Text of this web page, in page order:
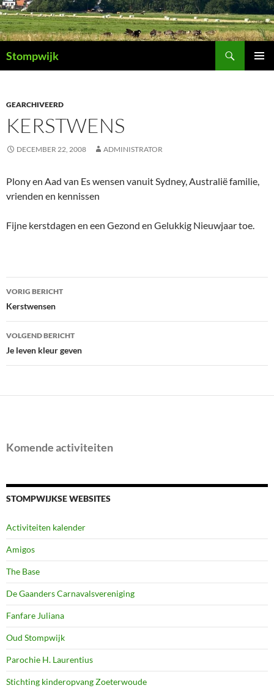
Ga
naar
de
inhoud
Stompwijk
GEARCHIVEERD
KERSTWENS
DECEMBER 22, 2008 ADMINISTRATOR
Plony en Aad van Es wensen vanuit Sydney, Australië familie,
vrienden en kennissen
Fijne kerstdagen en een Gezond en Gelukkig Nieuwjaar toe.
Bericht
navigatie
VORIG BERICHT
Kerstwensen
VOLGEND BERICHT
Je leven kleur geven
Komende activiteiten
STOMPWIJKSE WEBSITES
Activiteiten kalender
Amigos
The Base
De Gaanders Carnavalsvereniging
Fanfare Juliana
Oud Stompwijk
Parochie H. Laurentius
Stichting kinderopvang Zoeterwoude